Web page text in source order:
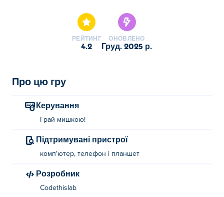
РЕЙТИНГ
4.2
ОНОВЛЕНО
груд. 2025 р.
Про цю гру
Керування
Грай мишкою!
Підтримувані пристрої
комп'ютер, телефон і планшет
Розробник
Codethislab